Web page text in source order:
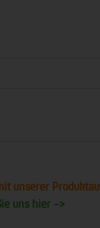
unserer
uns hier ->